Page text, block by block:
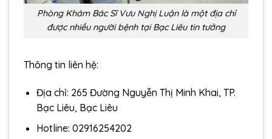
Phòng Khám Bác Sĩ Vưu Nghị Luận là một địa chỉ
được nhiều người bệnh tại Bạc Liêu tin tưởng
Thông tin liên hệ:
Địa chỉ: 265 Đường Nguyễn Thị Minh Khai, TP.
Bạc Liêu, Bạc Liêu
Hotline: 02916254202